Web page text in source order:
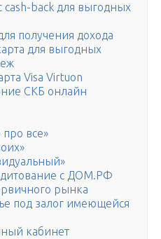
cash-back для выгодных
получения дохода
для выгодных
Visa Virtuon
СКБ онлайн
про все»
с ДОМ.РФ
рынка
под залог имеющейся
кабинет